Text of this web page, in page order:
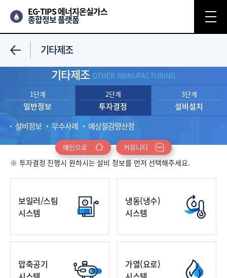
EG-TIPS 에너지온실가스
종합정보 플랫폼
기타제조
기타제조 OTHER MANUFACTURING
1단계
일반정보
2단계
투자결정
설비정보
우수사례 예상절감량산정
3단계
설비설치
메인으로 커뮤니티
※ 투자결정 진행시 원하시는 설비 정보를 먼저 선택해주세요.
보일러/스팀
시스템
냉동(냉수)
시스템
압축공기
가열(요로)